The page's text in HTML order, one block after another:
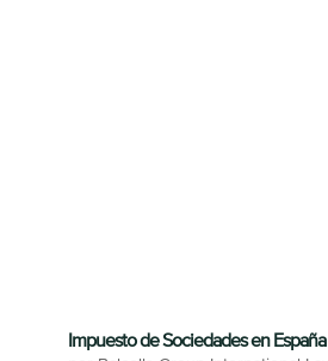
Impuesto de Sociedades en España